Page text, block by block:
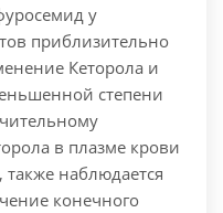
у
приблизительно
Кеторола и
степени
в плазме крови
наблюдается
конечного